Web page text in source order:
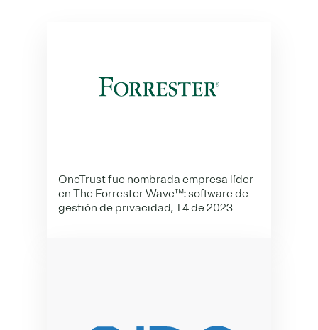
OneTrust fue nombrada empresa líder
en The Forrester Wave™: software de
gestión de privacidad, T4 de 2023